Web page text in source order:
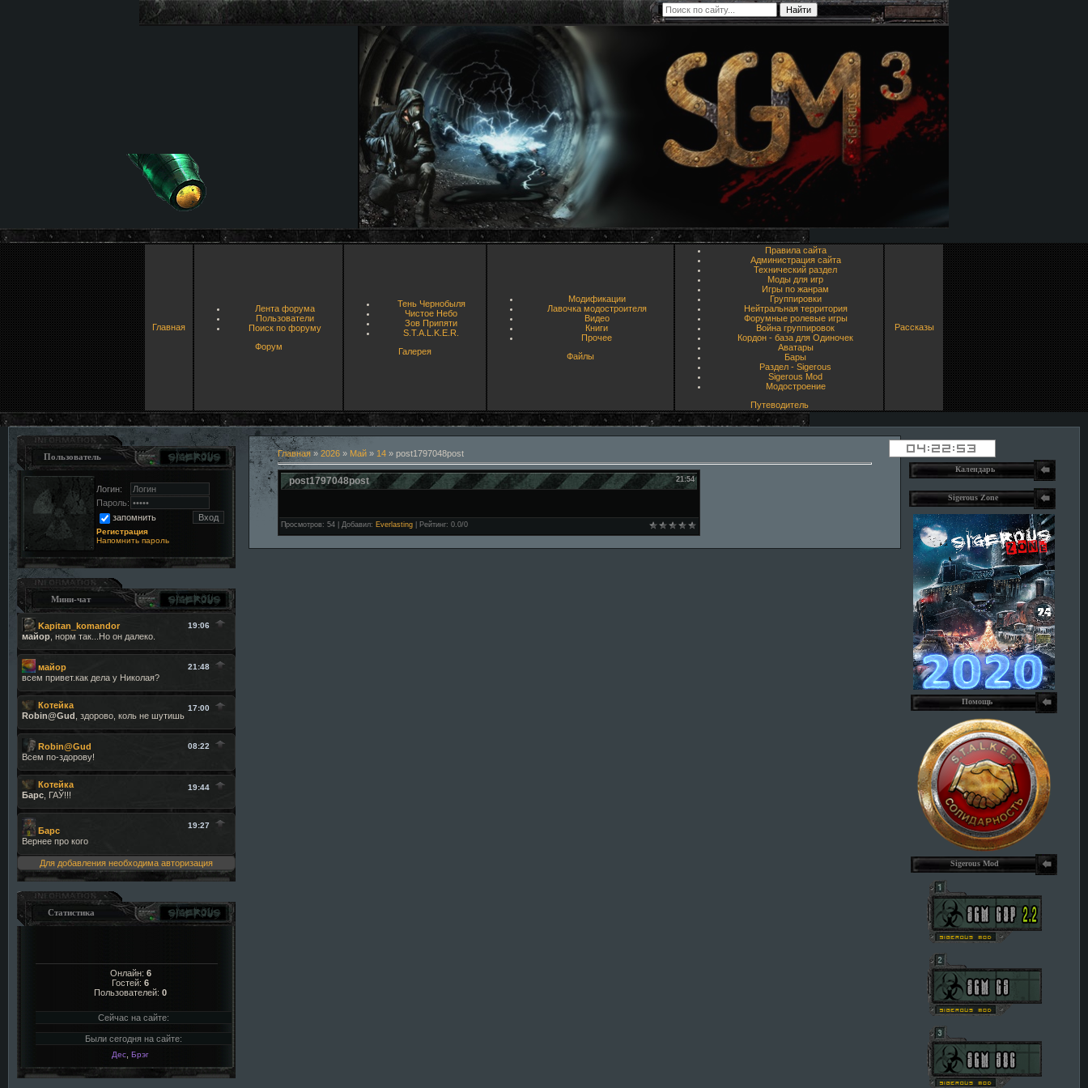
Главная
Лента форума
Пользователи
Поиск по форуму
Форум
Тень Чернобыля
Чистое Небо
Зов Припяти
S.T.A.L.K.E.R.
Галерея
Модификации
Лавочка модостроителя
Видео
Книги
Прочее
Файлы
Правила сайта
Администрация сайта
Технический раздел
Моды для игр
Игры по жанрам
Группировки
Нейтральная территория
Форумные ролевые игры
Война группировок
Кордон - база для Одиночек
Аватары
Бары
Раздел - Sigerous
Sigerous Mod
Модостроение
Путеводитель
Рассказы
Пользователь
Логин:
Пароль:
запомнить
Регистрация
Напомнить пароль
Мини-чат
Для добавления необходима авторизация
Статистика
Онлайн: 6
Гостей: 6
Пользователей: 0
Сейчас на сайте:
Были сегодня на сайте:
Дес Брэг
Главная» 2026 » Май » 14 » post1797048post
21:54
post1797048post
Просмотров: 54 Добавил: Everlasting Рейтинг: 0.0/0
Календарь
Sigerous Zone
Помощь
Sigerous Mod